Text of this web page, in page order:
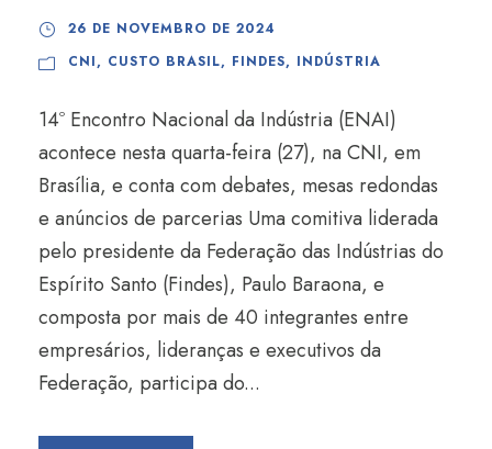
26 DE NOVEMBRO DE 2024
CNI, CUSTO BRASIL, FINDES, INDÚSTRIA
14º Encontro Nacional da Indústria (ENAI)
acontece nesta quarta-feira (27), na CNI, em
Brasília, e conta com debates, mesas redondas
e anúncios de parcerias Uma comitiva liderada
pelo presidente da Federação das Indústrias do
Espírito Santo (Findes), Paulo Baraona, e
composta por mais de 40 integrantes entre
empresários, lideranças e executivos da
Federação, participa do...